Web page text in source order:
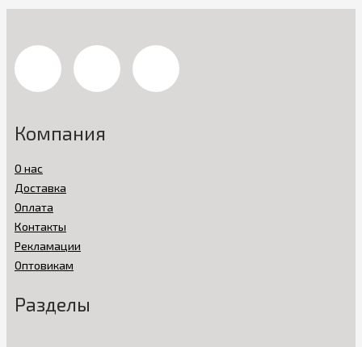
Компания
О нас
Доставка
Оплата
Контакты
Рекламации
Оптовикам
Разделы